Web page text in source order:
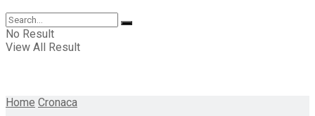
No Result
View All Result
Home Cronaca